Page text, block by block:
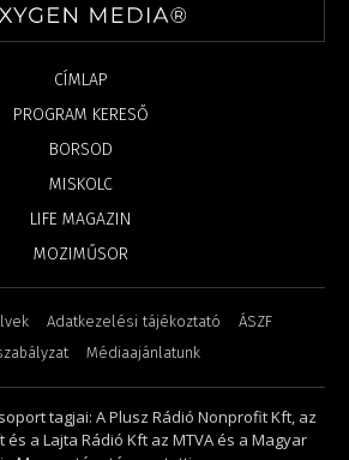
CÍMLAP
PROGRAM KERESŐ
BORSOD
MISKOLC
LIFE MAGAZIN
MOZIMŰSOR
Adatkezelési tájékoztató
ÁSZF
Médiaajánlatunk
tagjai: A Plusz Rádió Nonprofit Kft, az
a Lajta Rádió Kft az MTVA és a Magyar